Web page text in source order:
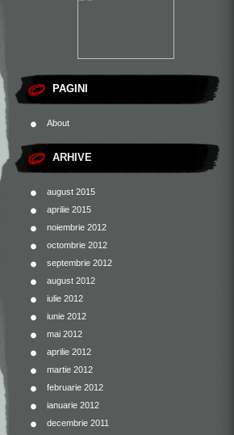
PAGINI
About
ARHIVE
august 2015
aprilie 2015
noiembrie 2012
octombrie 2012
septembrie 2012
august 2012
iulie 2012
iunie 2012
mai 2012
aprilie 2012
martie 2012
februarie 2012
ianuarie 2012
decembrie 2011